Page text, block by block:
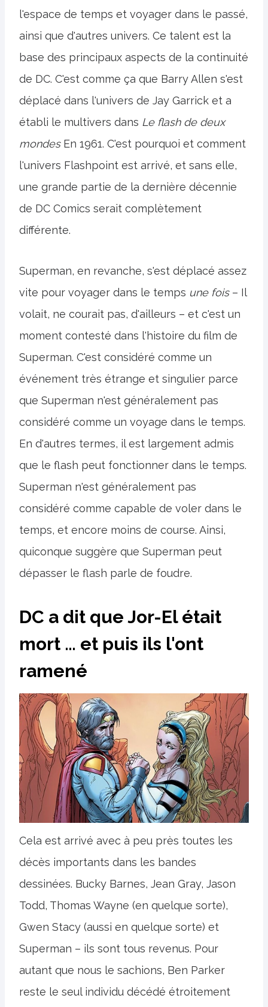
l'espace de temps et voyager dans le passé,
ainsi que d'autres univers. Ce talent est la
base des principaux aspects de la continuité
de DC. C'est comme ça que Barry Allen s'est
déplacé dans l'univers de Jay Garrick et a
établi le multivers dans Le flash de deux
mondesEn 1961. C'est pourquoi et comment
l'univers Flashpoint est arrivé, et sans elle,
une grande partie de la dernière décennie
de DC Comics serait complètement
différente.
Superman, en revanche, s'est déplacé assez
vite pour voyager dans le temps une fois– Il
volait, ne courait pas, d'ailleurs – et c'est un
moment contesté dans l'histoire du film de
Superman. C'est considéré comme un
événement très étrange et singulier parce
que Superman n'est généralement pas
considéré comme un voyage dans le temps.
En d'autres termes, il est largement admis
que le flash peut fonctionner dans le temps.
Superman n'est généralement pas
considéré comme capable de voler dans le
temps, et encore moins de course. Ainsi,
quiconque suggère que Superman peut
dépasser le flash parle de foudre.
DC a dit que Jor-El était
mort … et puis ils l'ont
ramené
Cela est arrivé avec à peu près toutes les
décès importants dans les bandes
dessinées. Bucky Barnes, Jean Gray, Jason
Todd, Thomas Wayne (en quelque sorte),
Gwen Stacy (aussi en quelque sorte) et
Superman – ils sont tous revenus. Pour
autant que nous le sachions, Ben Parker
reste le seul individu décédé étroitement